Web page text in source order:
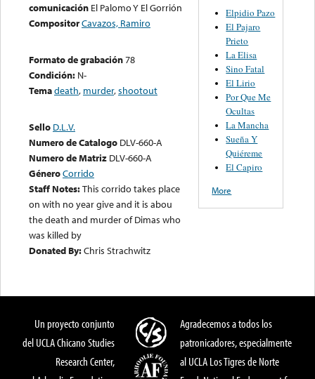
comunicación El Palomo Y El Gorrión
CompositorCavazos, Ramiro
Formato de grabación78
Condición: N-
Temadeath, murder,shootout
Sello D.L.V.
Numero de Catalogo DLV-660-A
Numero de Matriz DLV-660-A
GéneroCorrido
Staff Notes:This corrido takes place
on with no year give and it is abou
the death and murder of Dimas who
was killed by
Donated By:Chris Strachwitz
Elpidio Pazo
El Pajaro
Prieto
La Elisa
Sino Fatal
El Lirio
Por Que Me
Ocultas
La Mancha
Sueña Y
Quiéreme
El Capiro
More
Un proyecto conjunto
del UCLA Chicano Studies
Research Center,
Agradecemos a todos los
patronicadores, especialmente
al UCLA Los Tigres de Norte